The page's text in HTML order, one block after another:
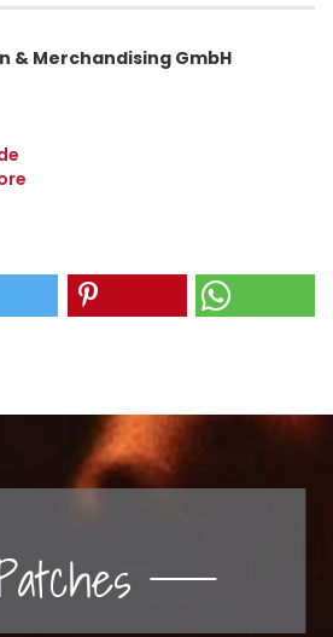
& Merchandising GmbH